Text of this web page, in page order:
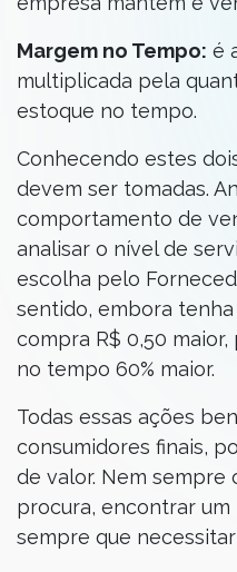
Margem no Tempo: é
multiplicada pela
estoque no tempo.
Conhecendo estes
devem ser tomadas.
comportamento de
analisar o nível de
escolha pelo
sentido, embora
compra R$ 0,50
no tempo 60% maior.
Todas essas ações
consumidores finais,
de valor. Nem sempre
procura, encontrar
sempre que